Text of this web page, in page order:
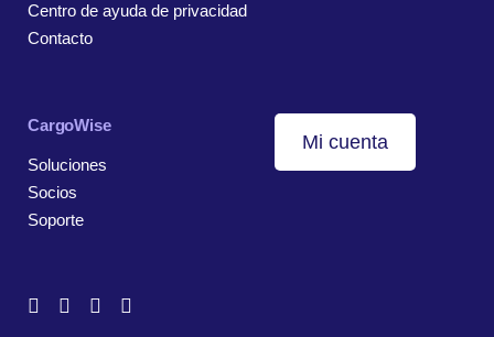
Centro de ayuda de privacidad
Contacto
CargoWise
Soluciones
Socios
Soporte
Mi cuenta